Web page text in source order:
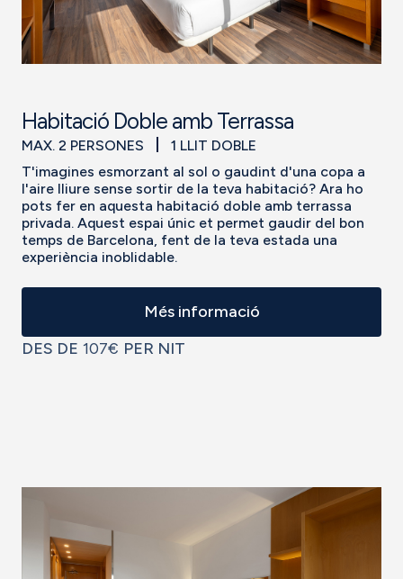
Habitació Doble amb Terrassa
T'imagines esmorzant al sol o gaudint d'una copa a
l'aire lliure sense sortir de la teva habitació? Ara ho
pots fer en aquesta habitació doble amb terrassa
privada. Aquest espai únic et permet gaudir del bon
temps de Barcelona, fent de la teva estada una
experiència inoblidable.
Més informació
MAX. 2 PERSONES 1 LLIT DOBLE
DES DE 107€ PER NIT